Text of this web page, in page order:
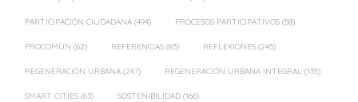
PARTICIPACIÓN CIUDADANA (494) PROCESOS PARTICIPATIVOS (58)
PROCOMÚN (62) REFERENCIAS (83) REFLEXIONES (245)
REGENERACIÓN URBANA (247) REGENERACIÓN URBANA INTEGRAL (135)
SMART CITIES (63) SOSTENIBILIDAD (166)